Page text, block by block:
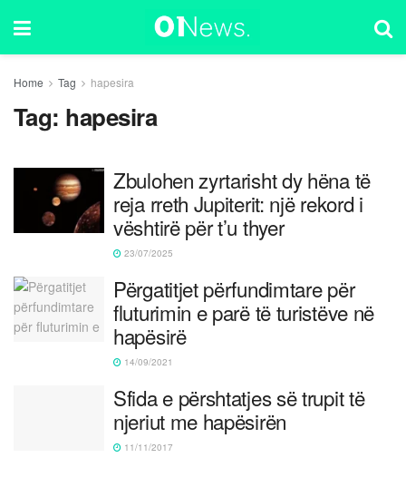
Home Tag hapesira
Tag: hapesira
Zbulohen zyrtarisht dy hëna të
reja rreth Jupiterit: një rekord i
vështirë për t’u thyer
23/07/2025
Përgatitjet përfundimtare për
fluturimin e parë të turistëve në
hapësirë
14/09/2021
Sfida e përshtatjes së trupit të
njeriut me hapësirën
11/11/2017